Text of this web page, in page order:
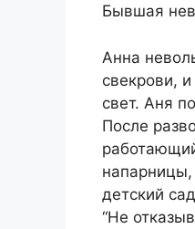
Бывшая
Анна
свекрови,
свет. Аня
После
детский
“Не